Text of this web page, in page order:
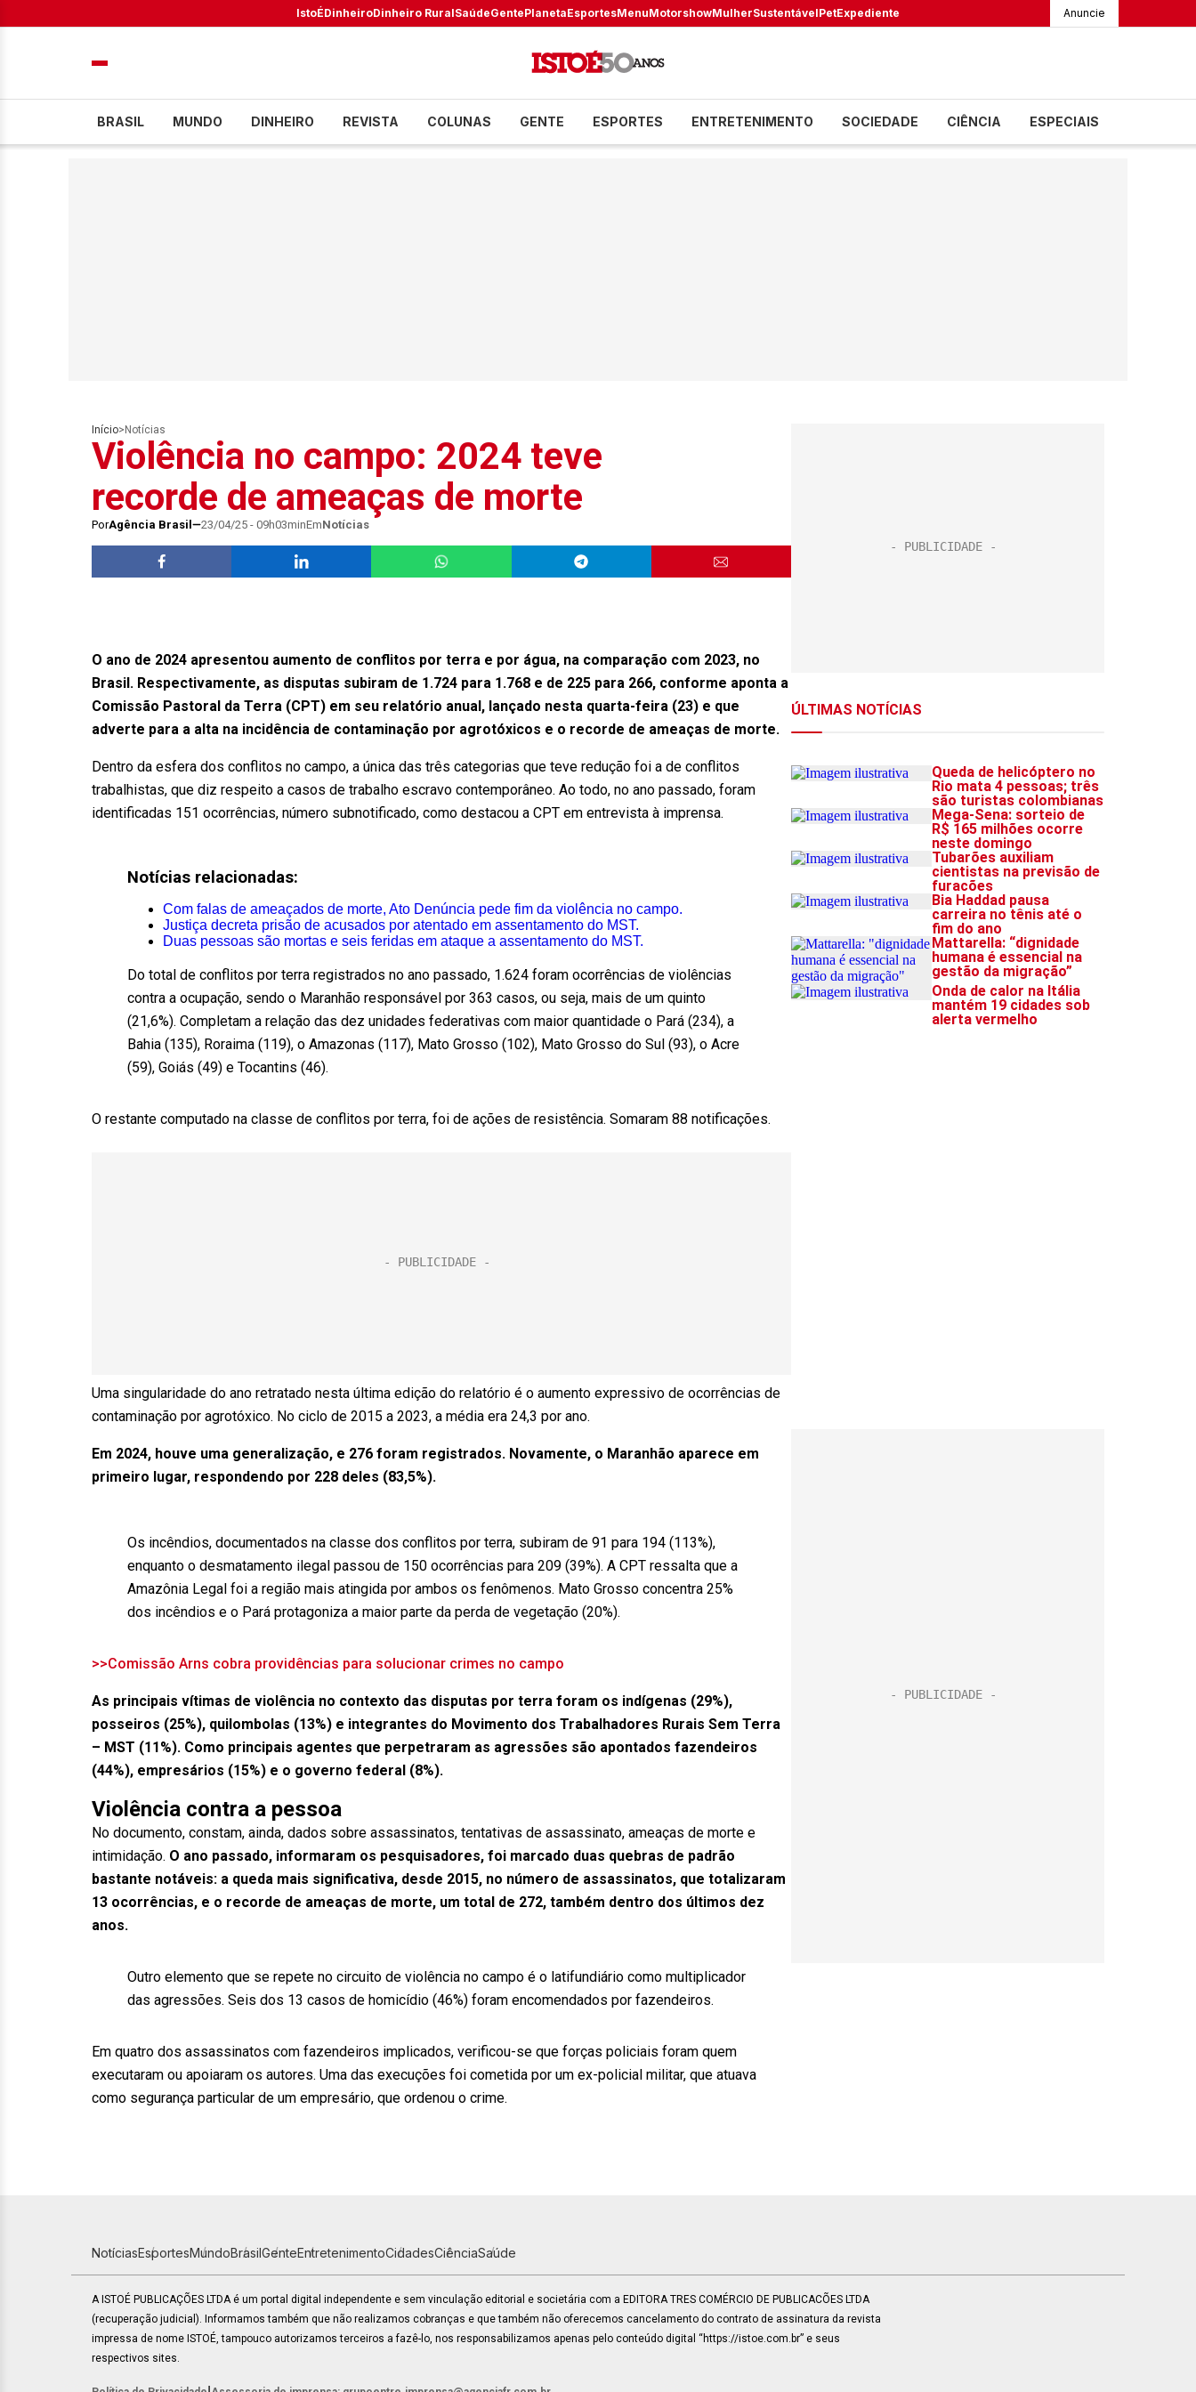
IstoÉDinheiroDinheiro RuralSaúdeGentePlanetaEsportesMenuMotorshowMulherSustentávelPetExpediente Anuncie
BRASIL MUNDO DINHEIRO REVISTA COLUNAS GENTE ESPORTES ENTRETENIMENTO SOCIEDADE CIÊNCIA ESPECIAIS
Início> Notícias
Violência no campo: 2024 teve
recorde de ameaças de morte
PorAgência Brasil 23/04/25 - 09h03minEmNotícias
O ano de 2024 apresentou aumento de conflitos por terra e por água, na comparação com 2023, no
Brasil. Respectivamente, as disputas subiram de 1.724 para 1.768 e de 225 para 266, conforme aponta a
Comissão Pastoral da Terra (CPT) em seu relatório anual, lançado nesta quarta-feira (23) e que
adverte para a alta na incidência de contaminação por agrotóxicos e o recorde de ameaças de morte.
Dentro da esfera dos conflitos no campo, a única das três categorias que teve redução foi a de conflitos
trabalhistas, que diz respeito a casos de trabalho escravo contemporâneo. Ao todo, no ano passado, foram
identificadas 151 ocorrências, número subnotificado, como destacou a CPT em entrevista à imprensa.
Notícias relacionadas:
Com falas de ameaçados de morte, Ato Denúncia pede fim da violência no campo.
Justiça decreta prisão de acusados por atentado em assentamento do MST.
Duas pessoas são mortas e seis feridas em ataque a assentamento do MST.
Do total de conflitos por terra registrados no ano passado, 1.624 foram ocorrências de violências
contra a ocupação, sendo o Maranhão responsável por 363 casos, ou seja, mais de um quinto
(21,6%). Completam a relação das dez unidades federativas com maior quantidade o Pará (234), a
Bahia (135), Roraima (119), o Amazonas (117), Mato Grosso (102), Mato Grosso do Sul (93), o Acre
(59), Goiás (49) e Tocantins (46).
O restante computado na classe de conflitos por terra, foi de ações de resistência. Somaram 88 notificações.
Uma singularidade do ano retratado nesta última edição do relatório é o aumento expressivo de ocorrências de
contaminação por agrotóxico. No ciclo de 2015 a 2023, a média era 24,3 por ano.
Em 2024, houve uma generalização, e 276 foram registrados. Novamente, o Maranhão aparece em
primeiro lugar, respondendo por 228 deles (83,5%).
Os incêndios, documentados na classe dos conflitos por terra, subiram de 91 para 194 (113%),
enquanto o desmatamento ilegal passou de 150 ocorrências para 209 (39%). A CPT ressalta que a
Amazônia Legal foi a região mais atingida por ambos os fenômenos. Mato Grosso concentra 25%
dos incêndios e o Pará protagoniza a maior parte da perda de vegetação (20%).
>>Comissão Arns cobra providências para solucionar crimes no campo
As principais vítimas de violência no contexto das disputas por terra foram os indígenas (29%),
posseiros (25%), quilombolas (13%) e integrantes do Movimento dos Trabalhadores Rurais Sem Terra
– MST (11%). Como principais agentes que perpetraram as agressões são apontados fazendeiros
(44%), empresários (15%) e o governo federal (8%).
Violência contra a pessoa
No documento, constam, ainda, dados sobre assassinatos, tentativas de assassinato, ameaças de morte e
intimidação. O ano passado, informaram os pesquisadores, foi marcado duas quebras de padrão
bastante notáveis: a queda mais significativa, desde 2015, no número de assassinatos, que totalizaram
13 ocorrências, e o recorde de ameaças de morte, um total de 272, também dentro dos últimos dez
anos.
Outro elemento que se repete no circuito de violência no campo é o latifundiário como multiplicador
das agressões. Seis dos 13 casos de homicídio (46%) foram encomendados por fazendeiros.
Em quatro dos assassinatos com fazendeiros implicados, verificou-se que forças policiais foram quem
executaram ou apoiaram os autores. Uma das execuções foi cometida por um ex-policial militar, que atuava
como segurança particular de um empresário, que ordenou o crime.
NotíciasEsportesMundoBrasilGenteEntretenimentoCidadesCiênciaSaúde
A ISTOÉ PUBLICAÇÕES LTDA é um portal digital independente e sem vinculação editorial e societária com a EDITORA TRES COMÉRCIO DE PUBLICACÕES LTDA
(recuperação judicial). Informamos também que não realizamos cobranças e que também não oferecemos cancelamento do contrato de assinatura da revista
impressa de nome ISTOÉ, tampouco autorizamos terceiros a fazê-lo, nos responsabilizamos apenas pelo conteúdo digital “https://istoe.com.br” e seus
respectivos sites.